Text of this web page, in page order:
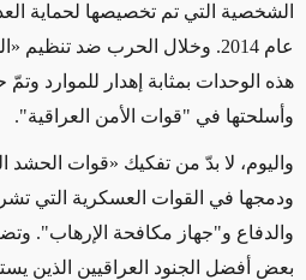
الشخصية التي تم تخصيصها لحماية
عام 2014. وخلال الحرب ضد تنظيم
هذه الوحدات بمثابة إهدار للموارد
وأسلحتها في "قوات الأمن العراقية".
واليوم، لا بدّ من تفكيك «قوات الحشد
ودمجها في القوات العسكرية التي
والدفاع و"جهاز مكافحة الإرهاب".
بعض أفضل الجنود العراقيين الذين